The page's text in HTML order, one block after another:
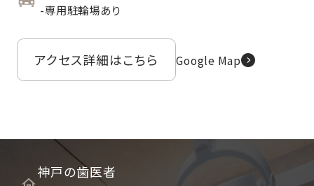
-専用駐輪場あり
アクセス詳細はこちら Google Map
神戸の歯医者